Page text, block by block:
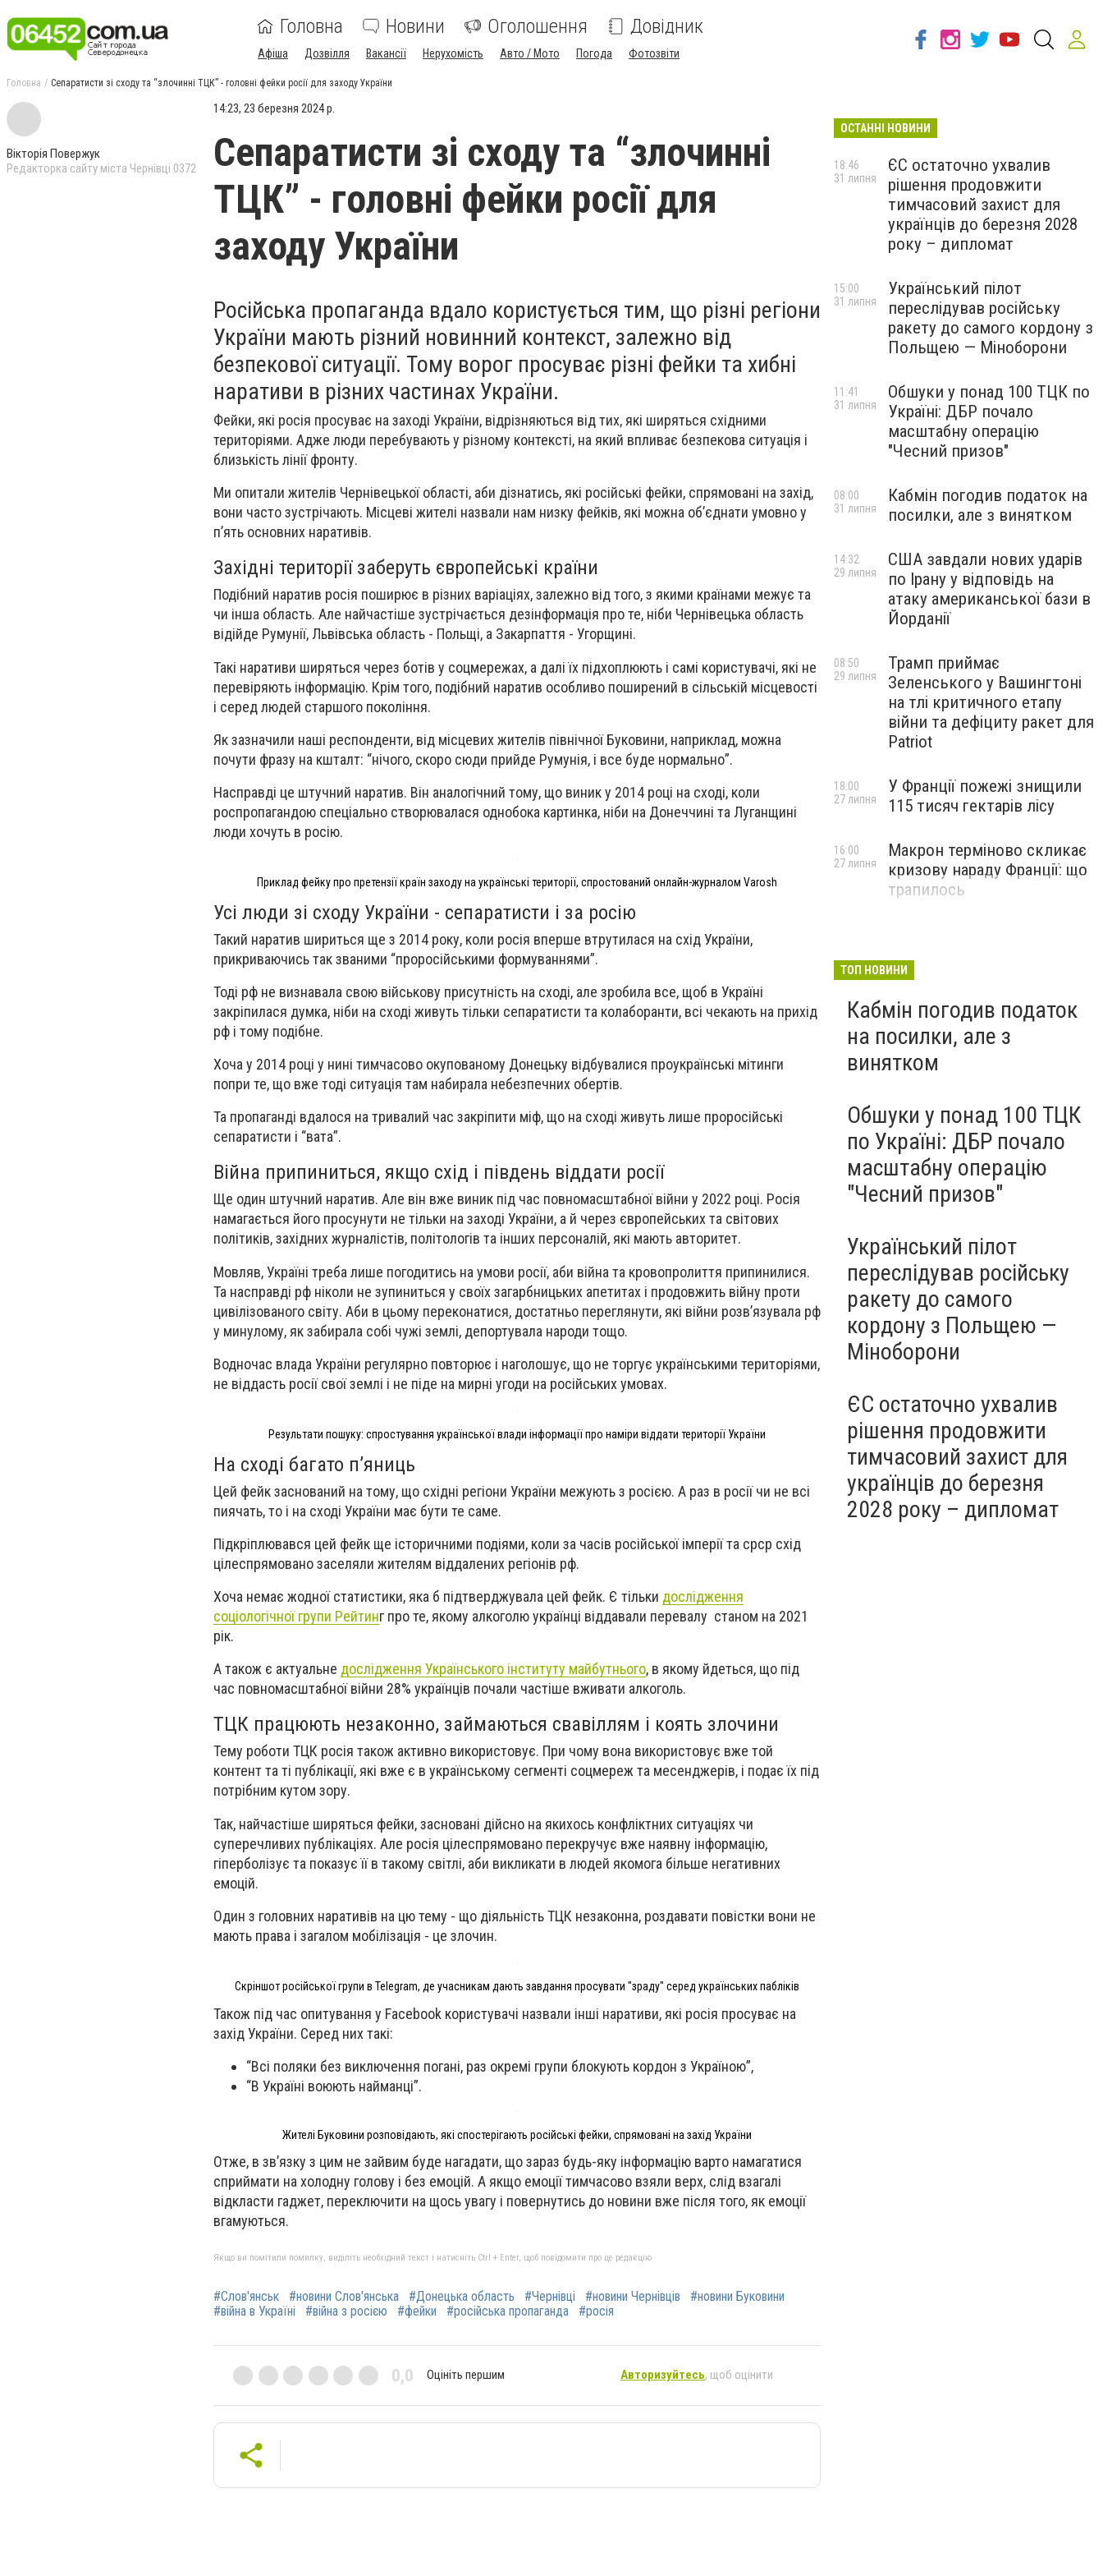
Головна Новини Оголошення Довідник
Афіша Дозвілля Вакансії Нерухомість Авто / Мото Погода Фотозвіти
Головна Сепаратисти зі сходу та “злочинні ТЦК” - головні фейки росії для заходу України
Вікторія Повержук
Редакторка сайту міста Чернівці 0372
14:23, 23 березня 2024 р.
Сепаратисти зі сходу та “злочинні
ТЦК” - головні фейки росії для
заходу України
Російська пропаганда вдало користується тим, що різні регіони
України мають різний новинний контекст, залежно від
безпекової ситуації. Тому ворог просуває різні фейки та хибні
наративи в різних частинах України.
Фейки, які росія просуває на заході України, відрізняються від тих, які ширяться східними
територіями. Адже люди перебувають у різному контексті, на який впливає безпекова ситуація і
близькість лінії фронту.
Ми опитали жителів Чернівецької області, аби дізнатись, які російські фейки, спрямовані на захід,
вони часто зустрічають. Місцеві жителі назвали нам низку фейків, які можна обʼєднати умовно у
пʼять основних наративів.
Західні території заберуть європейські країни
Подібний наратив росія поширює в різних варіаціях, залежно від того, з якими країнами межує та
чи інша область. Але найчастіше зустрічається дезінформація про те, ніби Чернівецька область
відійде Румунії, Львівська область - Польщі, а Закарпаття - Угорщині.
Такі наративи ширяться через ботів у соцмережах, а далі їх підхоплюють і самі користувачі, які не
перевіряють інформацію. Крім того, подібний наратив особливо поширений в сільській місцевості
і серед людей старшого покоління.
Як зазначили наші респонденти, від місцевих жителів північної Буковини, наприклад, можна
почути фразу на кшталт: “нічого, скоро сюди прийде Румунія, і все буде нормально”.
Насправді це штучний наратив. Він аналогічний тому, що виник у 2014 році на сході, коли
роспропагандою спеціально створювалася однобока картинка, ніби на Донеччині та Луганщині
люди хочуть в росію.
Приклад фейку про претензії країн заходу на українські території, спростований онлайн-журналом Varosh
Усі люди зі сходу України - сепаратисти і за росію
Такий наратив шириться ще з 2014 року, коли росія вперше втрутилася на схід України,
прикриваючись так званими “проросійськими формуваннями”.
Тоді рф не визнавала свою військову присутність на сході, але зробила все, щоб в Україні
закріпилася думка, ніби на сході живуть тільки сепаратисти та колаборанти, всі чекають на прихід
рф і тому подібне.
Хоча у 2014 році у нині тимчасово окупованому Донецьку відбувалися проукраїнські мітинги
попри те, що вже тоді ситуація там набирала небезпечних обертів.
Та пропаганді вдалося на тривалий час закріпити міф, що на сході живуть лише проросійські
сепаратисти і “вата”.
Війна припиниться, якщо схід і південь віддати росії
Ще один штучний наратив. Але він вже виник під час повномасштабної війни у 2022 році. Росія
намагається його просунути не тільки на заході України, а й через європейських та світових
політиків, західних журналістів, політологів та інших персоналій, які мають авторитет.
Мовляв, Україні треба лише погодитись на умови росії, аби війна та кровопролиття припинилися.
Та насправді рф ніколи не зупиниться у своїх загарбницьких апетитах і продовжить війну проти
цивілізованого світу. Аби в цьому переконатися, достатньо переглянути, які війни розвʼязувала рф
у минулому, як забирала собі чужі землі, депортувала народи тощо.
Водночас влада України регулярно повторює і наголошує, що не торгує українськими територіями,
не віддасть росії свої землі і не піде на мирні угоди на російських умовах.
Результати пошуку: спростування української влади інформації про наміри віддати території України
На сході багато пʼяниць
Цей фейк заснований на тому, що східні регіони України межують з росією. А раз в росії чи не всі
пиячать, то і на сході України має бути те саме.
Підкріплювався цей фейк ще історичними подіями, коли за часів російської імперії та срср схід
цілеспрямовано заселяли жителям віддалених регіонів рф.
Хоча немає жодної статистики, яка б підтверджувала цей фейк. Є тільки дослідження
соціологічної групи Рейтинг про те, якому алкоголю українці віддавали перевалу станом на 2021
рік.
А також є актуальне дослідження Українського інституту майбутнього, в якому йдеться, що під
час повномасштабної війни 28% українців почали частіше вживати алкоголь.
ТЦК працюють незаконно, займаються свавіллям і коять злочини
Тему роботи ТЦК росія також активно використовує. При чому вона використовує вже той
контент та ті публікації, які вже є в українському сегменті соцмереж та месенджерів, і подає їх під
потрібним кутом зору.
Так, найчастіше ширяться фейки, засновані дійсно на якихось конфліктних ситуаціях чи
суперечливих публікаціях. Але росія цілеспрямовано перекручує вже наявну інформацію,
гіперболізує та показує її в такому світлі, аби викликати в людей якомога більше негативних
емоцій.
Один з головних наративів на цю тему - що діяльність ТЦК незаконна, роздавати повістки вони не
мають права і загалом мобілізація - це злочин.
Скріншот російської групи в Telegram, де учасникам дають завдання просувати "зраду" серед українських пабліків
Також під час опитування у Facebook користувачі назвали інші наративи, які росія просуває на
захід України. Серед них такі:
“Всі поляки без виключення погані, раз окремі групи блокують кордон з Україною”,
“В Україні воюють найманці”.
Жителі Буковини розповідають, які спостерігають російські фейки, спрямовані на захід України
Отже, в звʼязку з цим не зайвим буде нагадати, що зараз будь-яку інформацію варто намагатися
сприймати на холодну голову і без емоцій. А якщо емоції тимчасово взяли верх, слід взагалі
відкласти гаджет, переключити на щось увагу і повернутись до новини вже після того, як емоції
вгамуються.
Якщо ви помітили помилку, виділіть необхідний текст і натисніть Ctrl + Enter, щоб повідомити про це редакцію
#Слов'янськ #новини Слов'янська #Донецька область #Чернівці #новини Чернівців
#новини Буковини
#війна в Україні
#війна з росією #фейки #російська пропаганда #росія
0,0 Оцініть першим Авторизуйтесь, щоб оцінити
ОСТАННІ НОВИНИ
ЄС остаточно ухвалив
рішення продовжити
тимчасовий захист для
українців до березня 2028
року – дипломат
18:46
31 липня
Український пілот
переслідував російську
ракету до самого кордону з
Польщею — Міноборони
15:00
31 липня
Обшуки у понад 100 ТЦК по
Україні: ДБР почало
масштабну операцію
"Чесний призов"
11:41
31 липня
Кабмін погодив податок на
посилки, але з винятком
08:00
31 липня
США завдали нових ударів
по Ірану у відповідь на
атаку американської бази в
Йорданії
14:32
29 липня
Трамп приймає
Зеленського у Вашингтоні
на тлі критичного етапу
війни та дефіциту ракет для
Patriot
08:50
29 липня
У Франції пожежі знищили
115 тисяч гектарів лісу
18:00
27 липня
Макрон терміново скликає
кризову нараду Франції: що
трапилось
16:00
27 липня
ТОП НОВИНИ
Кабмін погодив податок
на посилки, але з
винятком
Обшуки у понад 100 ТЦК
по Україні: ДБР почало
масштабну операцію
"Чесний призов"
Український пілот
переслідував російську
ракету до самого
кордону з Польщею —
Міноборони
ЄС остаточно ухвалив
рішення продовжити
тимчасовий захист для
українців до березня
2028 року – дипломат